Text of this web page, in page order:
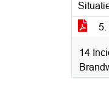
5.
14